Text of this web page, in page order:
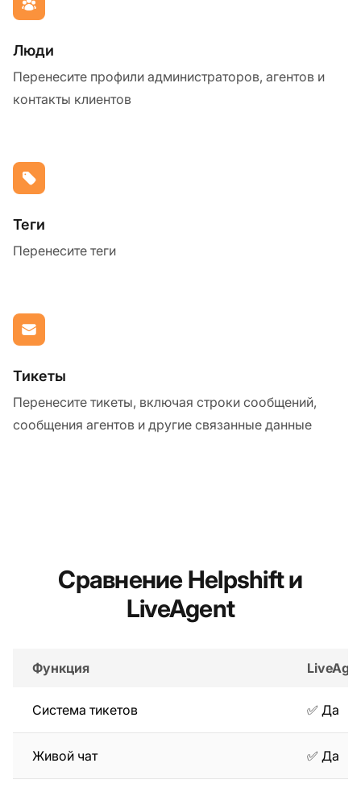
Люди
Перенесите профили администраторов, агентов и
контакты клиентов
Теги
Перенесите теги
Тикеты
Перенесите тикеты, включая строки сообщений,
сообщения агентов и другие связанные данные
Сравнение Helpshift и
LiveAgent
Функция
Система тикетов ✅ Да
Живой чат ✅ Да